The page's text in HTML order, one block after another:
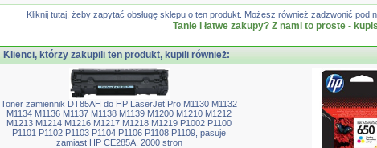
Kliknij tutaj, żeby zapytać obsługę sklepu o ten produkt. Możesz również zadzwonić pod
Tanie i łatwe zakupy? Z nami to proste -
Klienci, którzy zakupili ten produkt, kupili również:
Toner zamiennik DT85AH do HP LaserJet Pro M1130 M1132
M1134 M1136 M1137 M1138 M1139 M1200 M1210 M1212
M1213 M1214 M1216 M1217 M1218 M1219 P1002 P1100
P1101 P1102 P1103 P1104 P1106 P1108 P1109, pasuje
zamiast HP CE285A, 2000 stron